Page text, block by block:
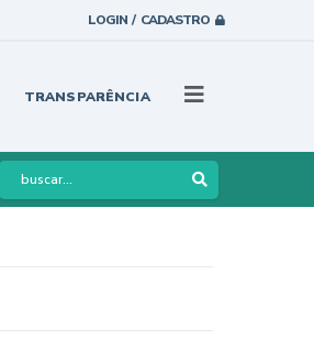
LOGIN / CADASTRO
TRANSPARÊNCIA